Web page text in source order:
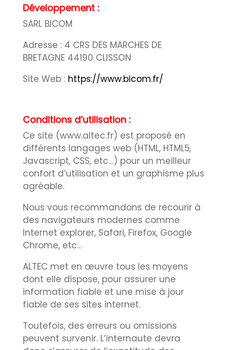
Développement :
SARL BICOM
Adresse : 4 CRS DES MARCHES DE
BRETAGNE 44190 CLISSON
Site Web : https://www.bicom.fr/
Conditions d’utilisation :
Ce site (www.altec.fr) est proposé en
différents langages web (HTML, HTML5,
Javascript, CSS, etc…) pour un meilleur
confort d’utilisation et un graphisme plus
agréable.
Nous vous recommandons de recourir à
des navigateurs modernes comme
Internet explorer, Safari, Firefox, Google
Chrome, etc…
ALTEC met en œuvre tous les moyens
dont elle dispose, pour assurer une
information fiable et une mise à jour
fiable de ses sites internet.
Toutefois, des erreurs ou omissions
peuvent survenir. L’internaute devra